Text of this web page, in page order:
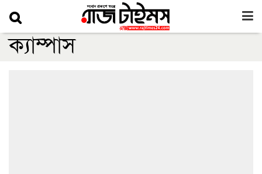
ক্যাম্পাস